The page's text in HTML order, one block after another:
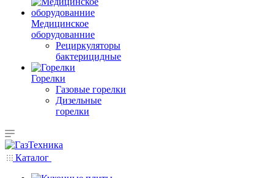
Медицинское
оборудованние
Рециркуляторы
бактерицидные
Горелки
Газовые горелки
Дизельные
горелки
Каталог